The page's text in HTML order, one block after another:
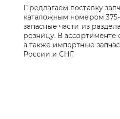
Предлагаем поставку
каталожным номером 375-
запасные части из раздела
розницу. В
а также импортные
России и СНГ.